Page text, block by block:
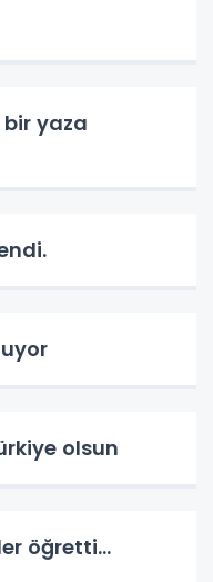
bir yaza
olsun
öğretti…